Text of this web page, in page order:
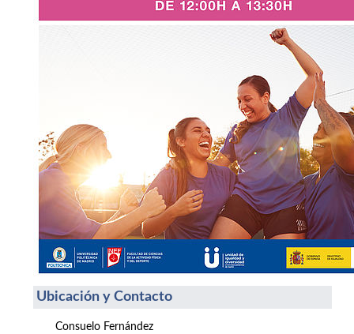
Ubicación y Contacto
Consuelo Fernández